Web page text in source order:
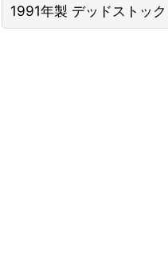
1991年製 デッドストッ